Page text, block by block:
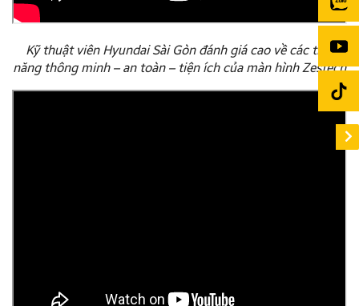
Kỹ thuật viên Hyundai Sài Gòn đánh giá cao về các tính
năng thông minh – an toàn – tiện ích của màn hình Zestech